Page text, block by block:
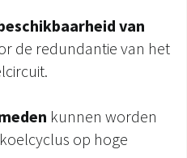
van
de redundantie van het
kunnen worden
op hoge